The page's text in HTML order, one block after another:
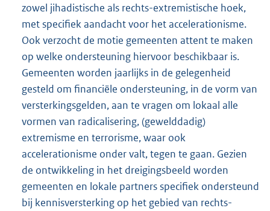
zowel jihadistische als rechts-extremistische hoek,
met specifiek aandacht voor het accelerationisme.
Ook verzocht de motie gemeenten attent te maken
op welke ondersteuning hiervoor beschikbaar is.
Gemeenten worden jaarlijks in de gelegenheid
gesteld om financiële ondersteuning, in de vorm van
versterkingsgelden, aan te vragen om lokaal alle
vormen van radicalisering, (gewelddadig)
extremisme en terrorisme, waar ook
accelerationisme onder valt, tegen te gaan. Gezien
de ontwikkeling in het dreigingsbeeld worden
gemeenten en lokale partners specifiek ondersteund
bij kennisversterking op het gebied van rechts-